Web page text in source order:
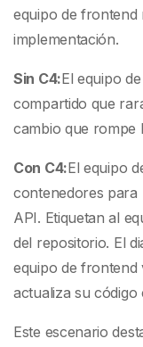
equipo de frontend
implementación.
Sin C4:El equipo
compartido que
cambio que rompe
Con C4:El equipo
contenedores
API. Etiquetan al
del repositorio. El
equipo de frontend
actualiza su código
Este escenario